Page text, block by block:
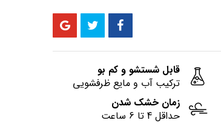
قابل شستشو و کم بو
ترکیب آب و مایع ظرفشویی
زمان خشک شدن
حداقل 4 تا 6 ساعت